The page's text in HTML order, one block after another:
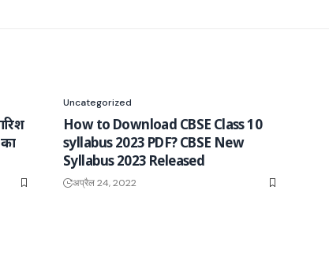
Uncategorized
How to Download CBSE Class 10
syllabus 2023 PDF? CBSE New
Syllabus 2023 Released
अप्रैल 24, 2022